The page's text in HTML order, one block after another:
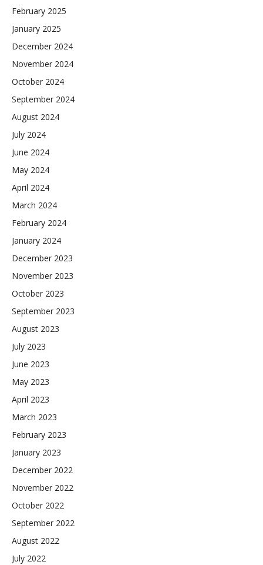
February 2025
January 2025
December 2024
November 2024
October 2024
September 2024
August 2024
July 2024
June 2024
May 2024
April 2024
March 2024
February 2024
January 2024
December 2023
November 2023
October 2023
September 2023
August 2023
July 2023
June 2023
May 2023
April 2023
March 2023
February 2023
January 2023
December 2022
November 2022
October 2022
September 2022
August 2022
July 2022